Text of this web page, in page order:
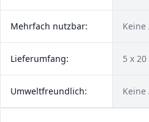
Mehrfach nutzbar: Keine
Lieferumfang: 5 x
Umweltfreundlich: Keine